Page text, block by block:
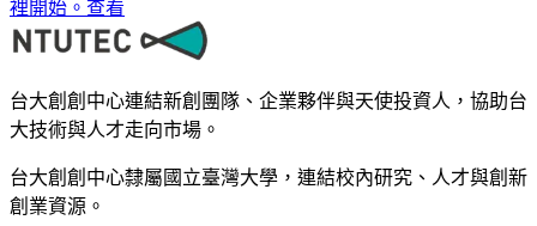
裡開始。 查看
台大創創中心連結新創團隊、企業夥伴與天使投資人，協助台
大技術與人才走向市場。
台大創創中心隸屬國立臺灣大學，連結校內研究、人才與創新
創業資源。